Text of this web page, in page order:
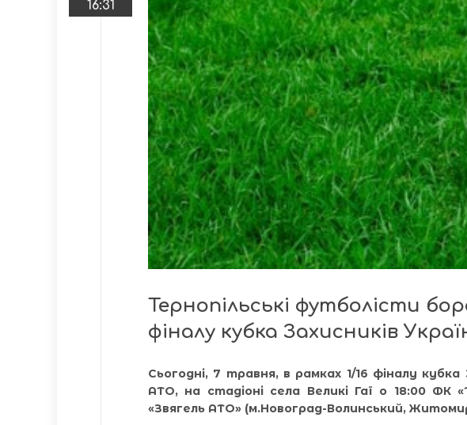
16:31
Тернопільські футболісти
фіналу кубка Захисників
Сьогодні, 7 травня, в рамках 1/16 фіналу
АТО, на стадіоні села Великі Гаї о 18:00 ФК
«Звягель АТО» (м.Новоград-Волинський,